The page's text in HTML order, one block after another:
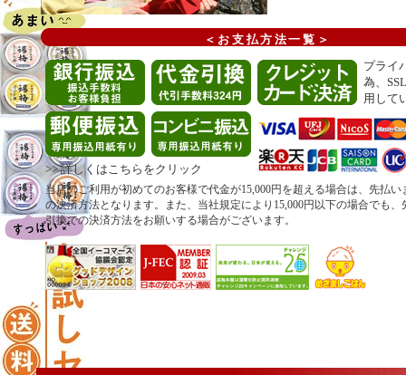
＜お支払方法一覧＞
プライ
為、
用して
>>詳しくはこちらをクリック
当店のご利用が初めてのお客様で代金が15,000円を超える場合は、先払
の決済方法となります。また、当社規定により15,000円以下の場合でも、
引換での決済方法をお願いする場合がございます。